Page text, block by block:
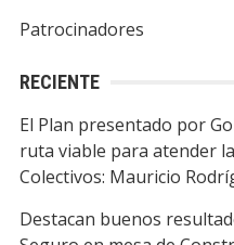
Patrocinadores
RECIENTE
El Plan presentado por
ruta viable para atender
Colectivos: Mauricio
Destacan buenos